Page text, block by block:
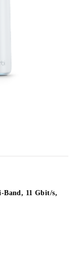
Band, 11 Gbit/s,